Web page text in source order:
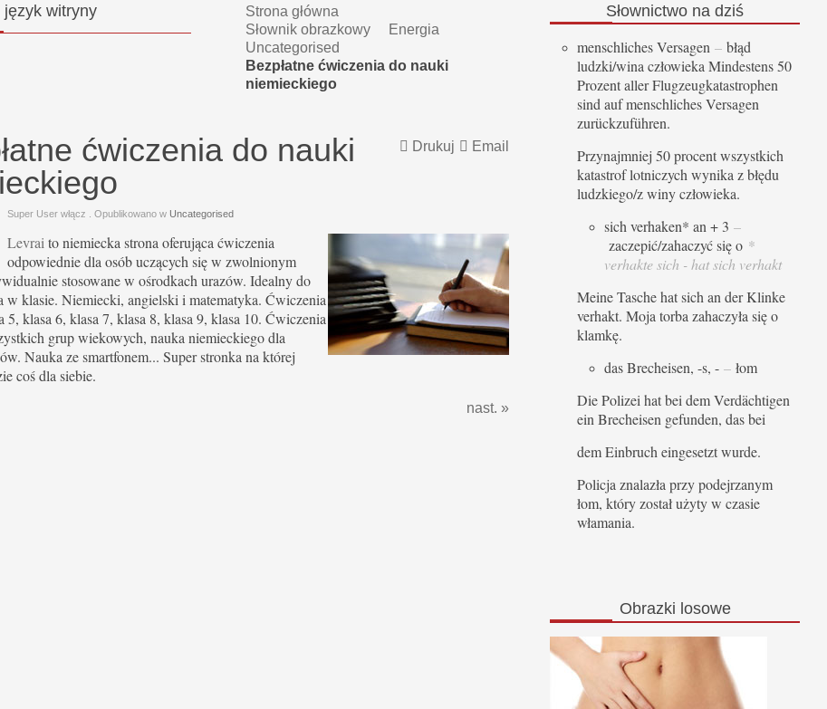
język witryny
Strona główna
Słownik obrazkowy
Energia
Uncategorised
Bezpłatne ćwiczenia do nauki
niemieckiego
Email
Drukuj
ćwiczenia do nauki
Super User włącz
. Opublikowano w Uncategorised
Levrai to niemiecka strona oferująca ćwiczenia
odpowiednie dla osób uczących się w zwolnionym
stosowane w ośrodkach urazów. Idealny do
w klasie. Niemiecki, angielski i matematyka. Ćwiczenia
5, klasa 6, klasa 7, klasa 8, klasa 9, klasa 10. Ćwiczenia
grup wiekowych, nauka niemieckiego dla
Nauka ze smartfonem... Super stronka na której
coś dla siebie.
nast. »
Słownictwo na dziś
menschliches Versagen – błąd
ludzki/wina człowieka Mindestens 50
Prozent aller Flugzeugkatastrophen
sind auf menschliches Versagen
zurückzuführen.
Przynajmniej 50 procent wszystkich
katastrof lotniczych wynika z błędu
ludzkiego/z winy człowieka.
sich verhaken* an + 3 –
zaczepić/zahaczyć się o *
verhakte sich - hat sich verhakt
Meine Tasche hat sich an der Klinke
verhakt. Moja torba zahaczyła się o
klamkę.
das Brecheisen, -s, - – łom
Die Polizei hat bei dem Verdächtigen
ein Brecheisen gefunden, das bei
dem Einbruch eingesetzt wurde.
Policja znalazła przy podejrzanym
łom, który został użyty w czasie
włamania.
Obrazki losowe